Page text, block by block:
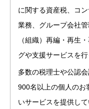
に関する資産税、コ
業務、グループ会社
（組織）再編・再生
グや支援サービスを行
多数の税理士や公認
900名以上の個人のお
いサービスを提供して